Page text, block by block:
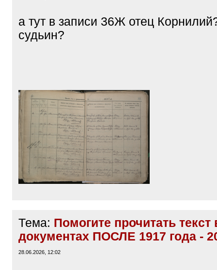
а тут в записи 36Ж отец
судьин?
Тема: Помогите прочитать текст
документах ПОСЛЕ 1917 года -
28.06.2026, 12:02